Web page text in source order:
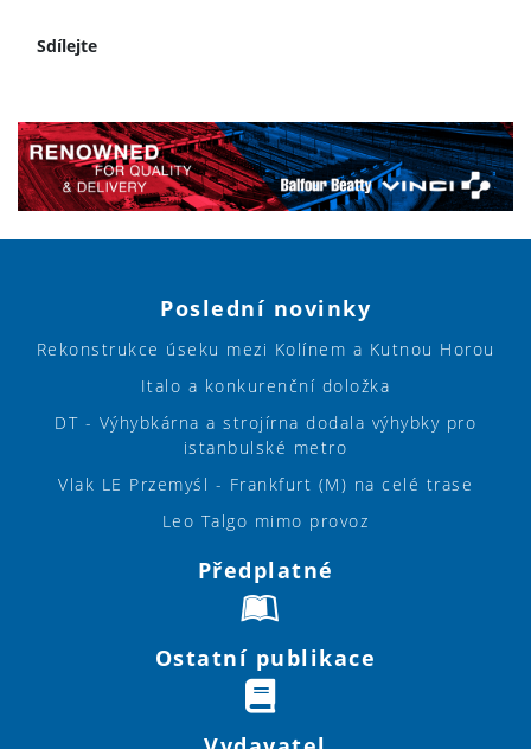
Sdílejte
Poslední novinky
Rekonstrukce úseku mezi Kolínem a Kutnou Horou
Italo a konkurenční doložka
DT - Výhybkárna a strojírna dodala výhybky pro
istanbulské metro
Vlak LE Przemyśl - Frankfurt (M) na celé trase
Leo Talgo mimo provoz
Předplatné
Ostatní publikace